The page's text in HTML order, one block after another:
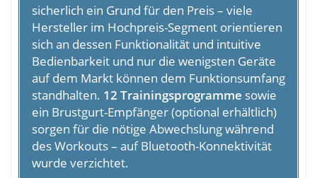
sicherlich ein Grund für den Preis – viele
Hersteller im Hochpreis-Segment orientieren
sich an dessen Funktionalität und intuitive
Bedienbarkeit und nur die wenigsten Geräte
auf dem Markt können dem Funktionsumfang
standhalten. 12 Trainingsprogramme sowie
ein Brustgurt-Empfänger (optional erhältlich)
sorgen für die nötige Abwechslung während
des Workouts – auf Bluetooth-Konnektivität
wurde verzichtet.